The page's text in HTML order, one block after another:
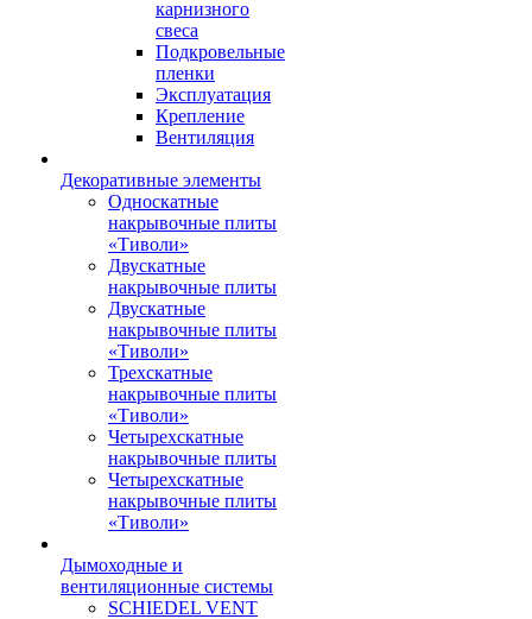
карнизного
свеса
Подкровельные
пленки
Эксплуатация
Крепление
Вентиляция
Декоративные элементы
Односкатные
накрывочные плиты
«Тиволи»
Двускатные
накрывочные плиты
Двускатные
накрывочные плиты
«Тиволи»
Трехскатные
накрывочные плиты
«Тиволи»
Четырехскатные
накрывочные плиты
Четырехскатные
накрывочные плиты
«Тиволи»
Дымоходные и
вентиляционные системы
SCHIEDEL VENT